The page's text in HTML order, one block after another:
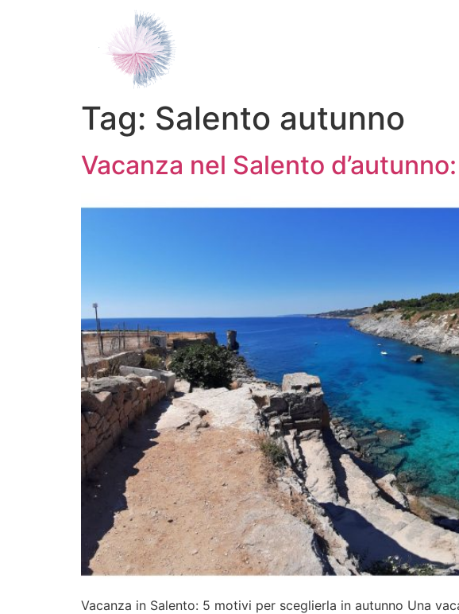
Tag: Salento autunno
Vacanza nel Salento
Vacanza in Salento: 5 motivi per sceglierla in autunno Una